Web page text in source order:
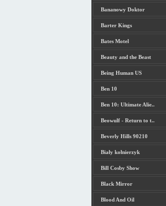
Bananowy Doktor
Barter Kings
Bates Motel
Beauty and the Beast
Being Human US
Ben 10
Ben 10: Ultimate Alie..
Beowulf - Return to t..
Beverly Hills 90210
Biały kołnierzyk
Bill Cosby Show
Black Mirror
Blood And Oil